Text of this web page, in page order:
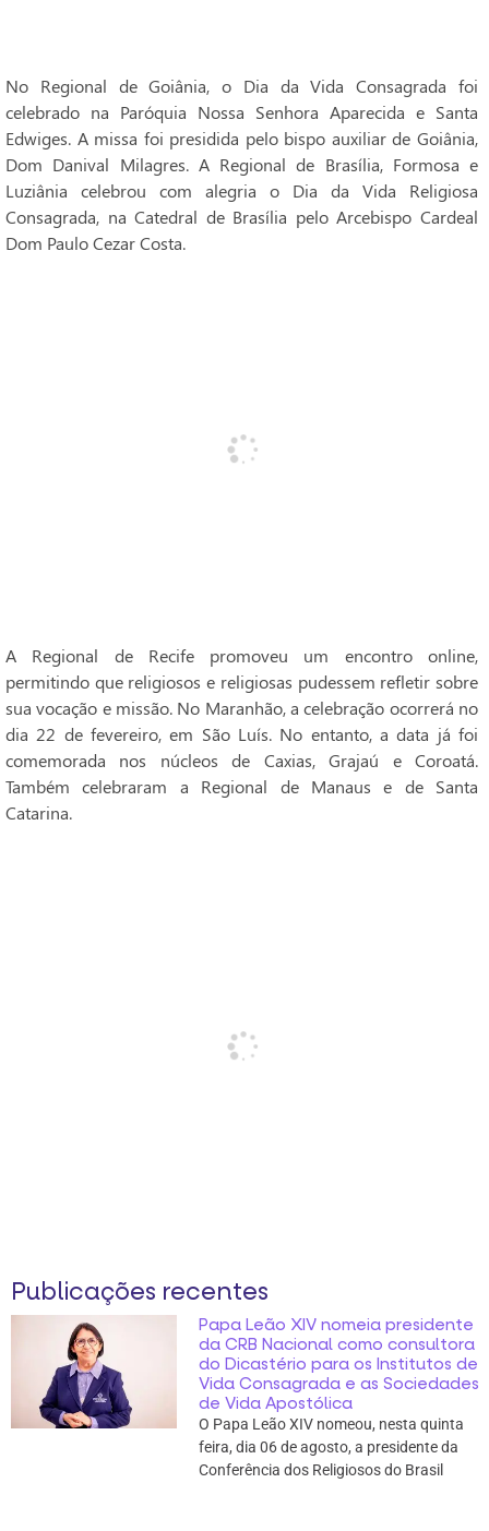
No Regional de Goiânia, o Dia da Vida Consagrada foi
celebrado na Paróquia Nossa Senhora Aparecida e Santa
Edwiges. A missa foi presidida pelo bispo auxiliar de Goiânia,
Dom Danival Milagres. A Regional de Brasília, Formosa e
Luziânia celebrou com alegria o Dia da Vida Religiosa
Consagrada, na Catedral de Brasília pelo Arcebispo Cardeal
Dom Paulo Cezar Costa.
A Regional de Recife promoveu um encontro online,
permitindo que religiosos e religiosas pudessem refletir sobre
sua vocação e missão. No Maranhão, a celebração ocorrerá no
dia 22 de fevereiro, em São Luís. No entanto, a data já foi
comemorada nos núcleos de Caxias, Grajaú e Coroatá.
Também celebraram a Regional de Manaus e de Santa
Catarina.
Publicações recentes
Papa Leão XIV nomeia presidente
da CRB Nacional como consultora
do Dicastério para os Institutos de
Vida Consagrada e as Sociedades
de Vida Apostólica
O Papa Leão XIV nomeou, nesta quinta
feira, dia 06 de agosto, a presidente da
Conferência dos Religiosos do Brasil